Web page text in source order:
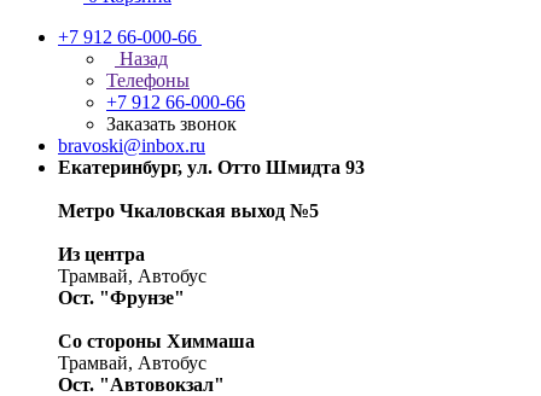
+7 912 66-000-66
Назад
Телефоны
+7 912 66-000-66
Заказать звонок
bravoski@inbox.ru
Екатеринбург, ул. Отто Шмидта 93
Метро Чкаловская выход №5
Из центра
Трамвай, Автобус
Ост. "Фрунзе"
Со стороны Химмаша
Трамвай, Автобус
Ост. "Автовокзал"